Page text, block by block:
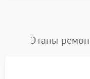
Этапы